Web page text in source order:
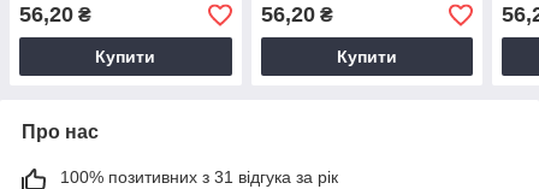
56,20 ₴
Купити
56,20₴
Купити
Про нас
100% позитивних з 31 відгука за рік